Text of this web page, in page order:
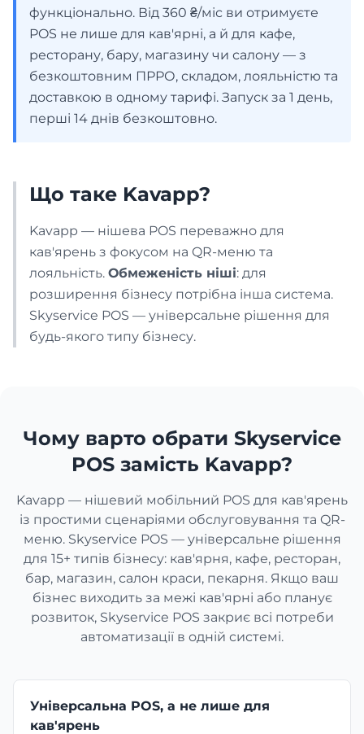
Список інтеграцій
Перейти
Аптека
ВИРОБНИЦТВО
Пекарня
Бізнес
Франшиза
Автомийка
Лікарня
Стоматологія
Ветеринарна клініка
Салон краси
функціонально. Від 360 ₴/міс ви отримуєте
POS не лише для кав'ярні, а й для кафе,
ресторану, бару, магазину чи салону — з
безкоштовним ПРРО, складом, лояльністю та
доставкою в одному тарифі. Запуск за 1 день,
перші 14 днів безкоштовно.
Що таке Kavapp?
Kavapp — нішева POS переважно для
кав'ярень з фокусом на QR-меню та
лояльність. Обмеженість ніші: для
розширення бізнесу потрібна інша система.
Skyservice POS — універсальне рішення для
будь-якого типу бізнесу.
Чому варто обрати Skyservice
POS замість Kavapp?
Kavapp — нішевий мобільний POS для кав'ярень
із простими сценаріями обслуговування та QR-
меню. Skyservice POS — універсальне рішення
для 15+ типів бізнесу: кав'ярня, кафе, ресторан,
бар, магазин, салон краси, пекарня. Якщо ваш
бізнес виходить за межі кав'ярні або планує
розвиток, Skyservice POS закриє всі потреби
автоматизації в одній системі.
Універсальна POS, а не лише для
кав'ярень